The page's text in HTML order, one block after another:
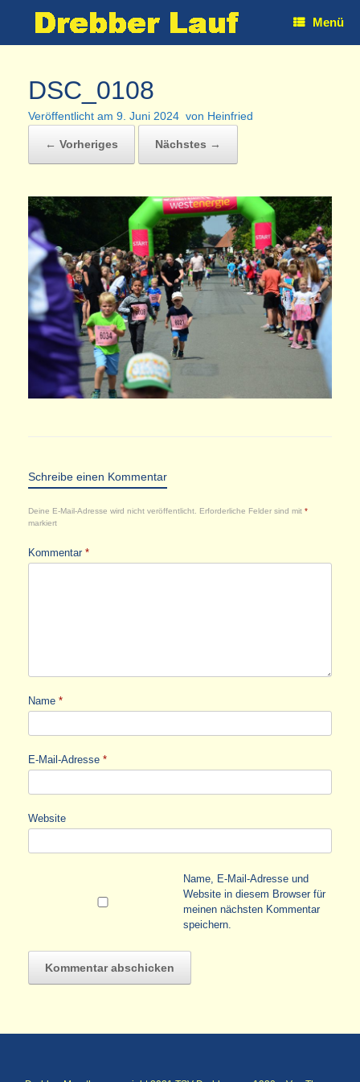
Menü
DSC_0108
Veröffentlicht am 9. Juni 2024 von Heinfried
← Vorheriges Nächstes →
Schreibe einen Kommentar
Deine E-Mail-Adresse wird nicht veröffentlicht. Erforderliche Felder sind mit *
markiert
Kommentar *
Name *
E-Mail-Adresse *
Website
Name, E-Mail-Adresse und
Website in diesem Browser für
meinen nächsten Kommentar
speichern.